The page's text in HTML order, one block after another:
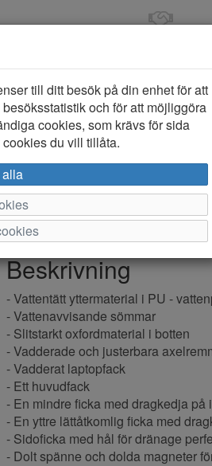
ÖPPET KÖP I 14
Tretorn Wings
Varumärke: Tretorn
Artikelnummer: 2520738
Beskrivning
- Vattentätt yttermaterial i PU -
- Vattenavvisande sömmar
- Slitstarkt oxfordmaterial i botten
- Vadderade och justerbara
- Vadderat laptopfack
- Ett huvudfack
- En mindre ficka med dragkedja på
- En yttre lättåtkomlig ficka med
- Sidoficka med hål för dränage
- Dolt spänne och dolda magneter
till ditt besök på din enhet för att
och för att möjliggöra
cookies, som krävs för sida
du vill tillåta.